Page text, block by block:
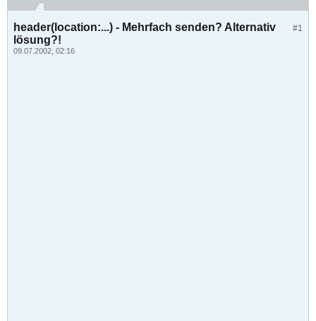
#1
header(location:...) - Mehrfach senden? Alternativ
lösung?!
09.07.2002, 02:16